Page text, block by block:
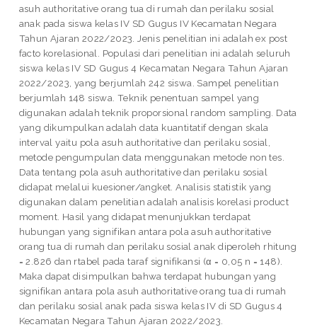
asuh authoritative orang tua di rumah dan perilaku sosial
anak pada siswa kelas IV SD Gugus IV Kecamatan Negara
Tahun Ajaran 2022/2023. Jenis penelitian ini adalah ex post
facto korelasional. Populasi dari penelitian ini adalah seluruh
siswa kelas IV SD Gugus 4 Kecamatan Negara Tahun Ajaran
2022/2023, yang berjumlah 242 siswa. Sampel penelitian
berjumlah 148 siswa. Teknik penentuan sampel yang
digunakan adalah teknik proporsional random sampling. Data
yang dikumpulkan adalah data kuantitatif dengan skala
interval yaitu pola asuh authoritative dan perilaku sosial,
metode pengumpulan data menggunakan metode non tes.
Data tentang pola asuh authoritative dan perilaku sosial
didapat melalui kuesioner/angket. Analisis statistik yang
digunakan dalam penelitian adalah analisis korelasi product
moment. Hasil yang didapat menunjukkan terdapat
hubungan yang signifikan antara pola asuh authoritative
orang tua di rumah dan perilaku sosial anak diperoleh rhitung
= 2.826 dan rtabel pada taraf signifikansi (α = 0,05 n = 148).
Maka dapat disimpulkan bahwa terdapat hubungan yang
signifikan antara pola asuh authoritative orang tua di rumah
dan perilaku sosial anak pada siswa kelas IV di SD Gugus 4
Kecamatan Negara Tahun Ajaran 2022/2023.